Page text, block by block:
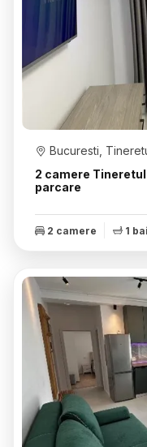
2 camere
parcare
Bucuresti,
2 camere 1